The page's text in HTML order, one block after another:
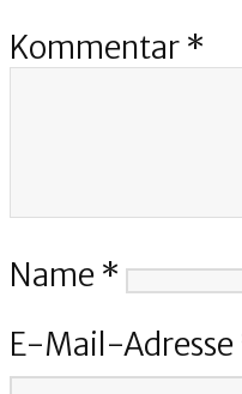
Kommentar *
Name *
E-Mail-Adresse